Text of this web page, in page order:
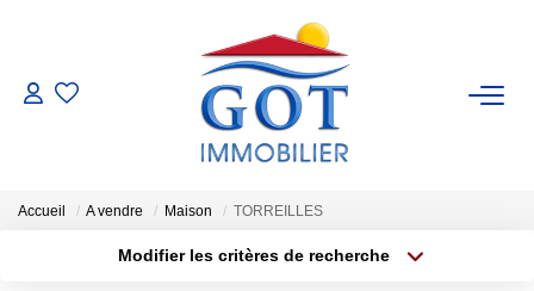
VENTES
GESTION
Accueil A vendre Maison TORREILLES
Modifier les critères de recherche